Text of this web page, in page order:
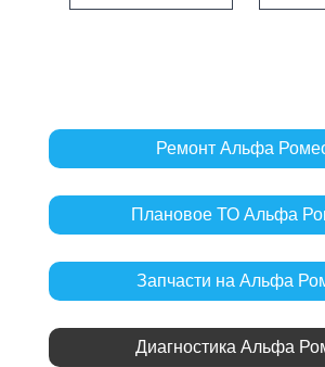
Ремонт Альфа
Плановое ТО Альфа
Запчасти на Альфа
Диагностика Альфа